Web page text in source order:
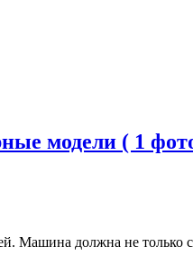
модели ( 1
Машина должна не только